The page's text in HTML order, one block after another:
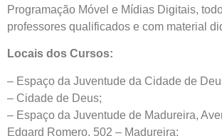
Programação Móvel e Mídias Digitais,
professores qualificados e com material
Locais dos Cursos:
– Espaço da Juventude da Cidade de
– Cidade de Deus;
– Espaço da Juventude de Madureira,
Edgard Romero, 502 – Madureira;